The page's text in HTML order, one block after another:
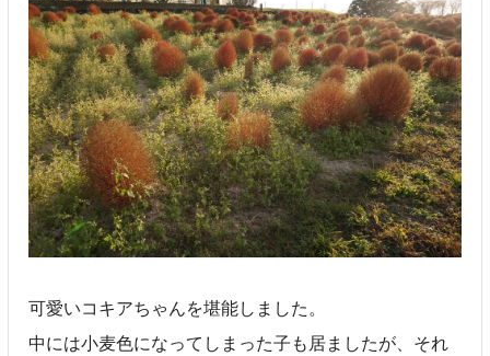
可愛いコキアちゃんを堪能しました。
中には小麦色になってしまった子も居ましたが、それ